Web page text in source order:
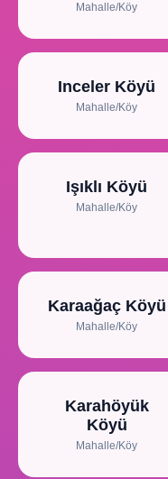
Mahalle/Köy
Inceler Köyü
Mahalle/Köy
Işıklı Köyü
Mahalle/Köy
Karaağaç Köyü
Mahalle/Köy
Karahöyük
Köyü
Mahalle/Köy